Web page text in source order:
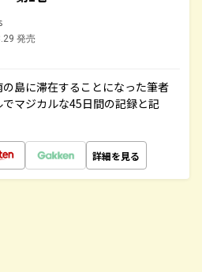
発売
島に滞在することになった筆者
マジカルな45日間の記録と記
詳細を見る